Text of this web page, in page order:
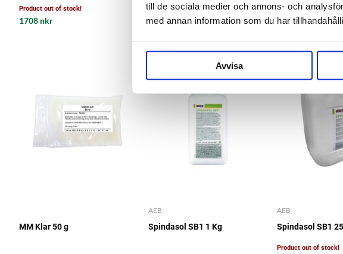
till de sociala medier och annons- och
med annan information som du har
Avvisa
Product out of stock!
1708 nkr
Product out of stock!
259 nkr 73 nkr
MM Klar 50 g
AEB
Spindasol SB1 1 Kg
AEB
Spindasol SB1
Product out of stock!